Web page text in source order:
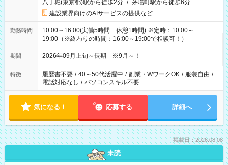
八丁堀(東京都)駅から徒歩2分 / 茅場町駅から徒歩6分
建設業界向けのAIサービスの提供など
勤務時間
10:00～16:00(実働5時間 休憩1時間) ※定時：10:00～
19:00（※終わりの時間：16:00～19:00で相談可！）
期間 2026年09月上旬～長期 ※9月～！
特徴 履歴書不要 / 40～50代活躍中 / 副業・WワークOK / 服装自由 /
電話対応なし / パソコンスキル不要
気になる！ 応募する 詳細へ
掲載日：2026.08.08
未読